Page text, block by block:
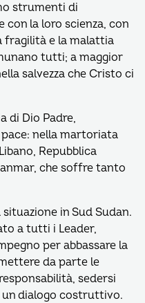
strumenti di
con la loro scienza, con
fragilità e la malattia
tutti; a maggior
salvezza che Cristo ci
di Dio Padre,
nella martoriata
Repubblica
che soffre tanto
in Sud Sudan.
a tutti i Leader,
per abbassare la
da parte le
sedersi
dialogo costruttivo.